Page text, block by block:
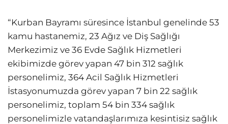
“Kurban Bayramı süresince İstanbul genelinde 53
kamu hastanemiz, 23 Ağız ve Diş Sağlığı
Merkezimiz ve 36 Evde Sağlık Hizmetleri
ekibimizde görev yapan 47 bin 312 sağlık
personelimiz, 364 Acil Sağlık Hizmetleri
İstasyonumuzda görev yapan 7 bin 22 sağlık
personelimiz, toplam 54 bin 334 sağlık
personelimizle vatandaşlarımıza kesintisiz sağlık